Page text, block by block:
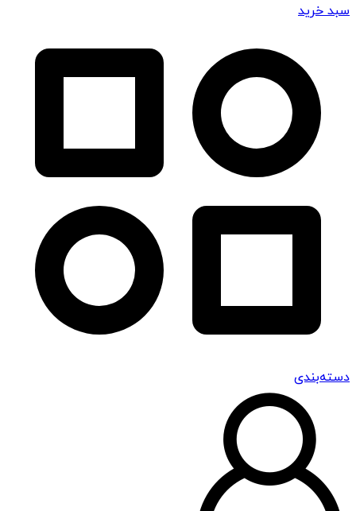
سبد خرید
دسته‌بندی